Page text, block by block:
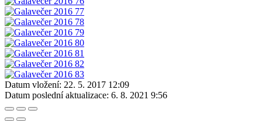
Datum vložení: 22. 5. 2017 12:09
Datum poslední aktualizace: 6. 8. 2021 9:56